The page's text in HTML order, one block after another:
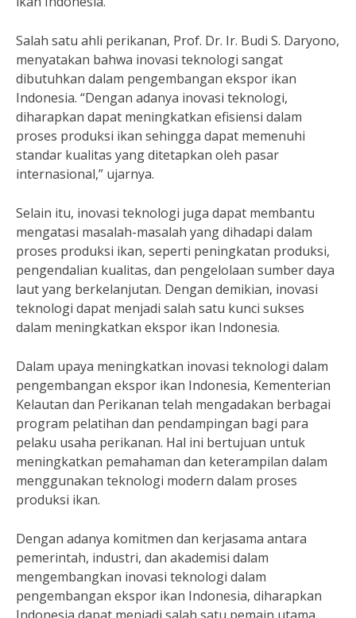
Salah satu ahli perikanan, Prof. Dr. Ir. Budi S. Daryono,
menyatakan bahwa inovasi teknologi sangat
dibutuhkan dalam pengembangan ekspor ikan
Indonesia. “Dengan adanya inovasi teknologi,
diharapkan dapat meningkatkan efisiensi dalam
proses produksi ikan sehingga dapat memenuhi
standar kualitas yang ditetapkan oleh pasar
internasional,” ujarnya.
Selain itu, inovasi teknologi juga dapat membantu
mengatasi masalah-masalah yang dihadapi dalam
proses produksi ikan, seperti peningkatan produksi,
pengendalian kualitas, dan pengelolaan sumber daya
laut yang berkelanjutan. Dengan demikian, inovasi
teknologi dapat menjadi salah satu kunci sukses
dalam meningkatkan ekspor ikan Indonesia.
Dalam upaya meningkatkan inovasi teknologi dalam
pengembangan ekspor ikan Indonesia, Kementerian
Kelautan dan Perikanan telah mengadakan berbagai
program pelatihan dan pendampingan bagi para
pelaku usaha perikanan. Hal ini bertujuan untuk
meningkatkan pemahaman dan keterampilan dalam
menggunakan teknologi modern dalam proses
produksi ikan.
Dengan adanya komitmen dan kerjasama antara
pemerintah, industri, dan akademisi dalam
mengembangkan inovasi teknologi dalam
pengembangan ekspor ikan Indonesia, diharapkan